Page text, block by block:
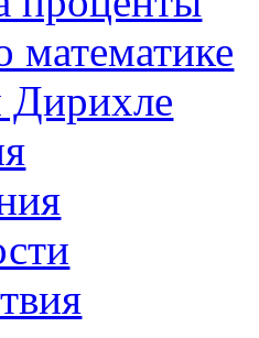
математике